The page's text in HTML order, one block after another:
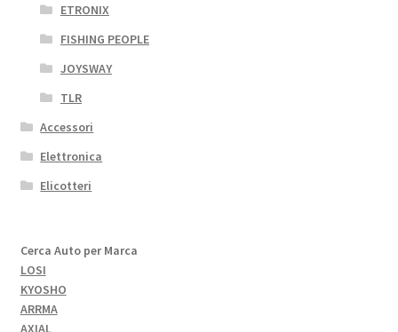
ETRONIX
FISHING PEOPLE
JOYSWAY
TLR
Accessori
Elettronica
Elicotteri
Cerca Auto per Marca
LOSI
KYOSHO
ARRMA
AXIAL